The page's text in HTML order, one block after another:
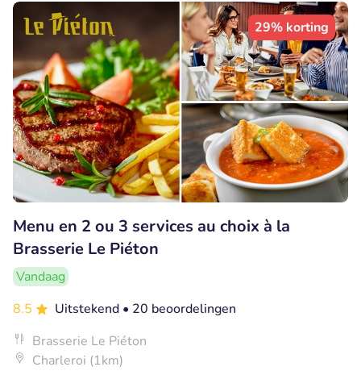
29% korting
Menu en 2 ou 3 services au choix à la
Brasserie Le Piéton
Vandaag
8.5
Uitstekend • 20 beoordelingen
Brasserie Le Piéton
Charleroi (1km)